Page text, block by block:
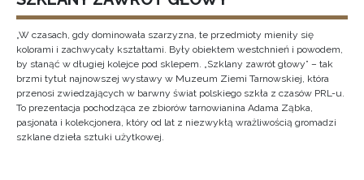
„W czasach, gdy dominowała szarzyzna, te przedmioty mieniły się
kolorami i zachwycały kształtami. Były obiektem westchnień i powodem,
by stanąć w długiej kolejce pod sklepem. „Szklany zawrót głowy” – tak
brzmi tytuł najnowszej wystawy w Muzeum Ziemi Tarnowskiej, która
przenosi zwiedzających w barwny świat polskiego szkła z czasów PRL-u.
To prezentacja pochodząca ze zbiorów tarnowianina Adama Ząbka,
pasjonata i kolekcjonera, który od lat z niezwykłą wrażliwością gromadzi
szklane dzieła sztuki użytkowej.